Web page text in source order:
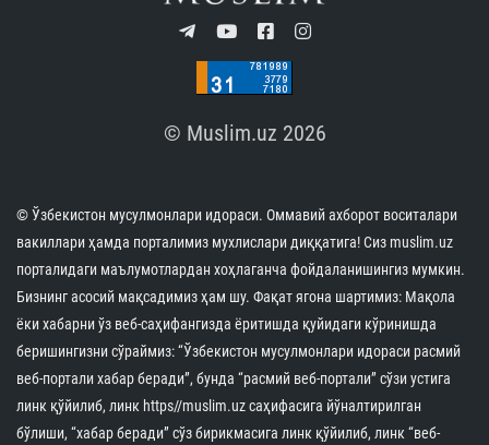
6251 1 min.
Имом Бухорий мажмуасига охирги уч ой
давомида 2,8 миллиондан зиёд меҳмон ташриф
Ўзбекистондаги Ислом цивилизацияси
марказининг халқаро нуфузи яна бир бор юксак
эътироф этилди
07.08.2026 11723 4 min.